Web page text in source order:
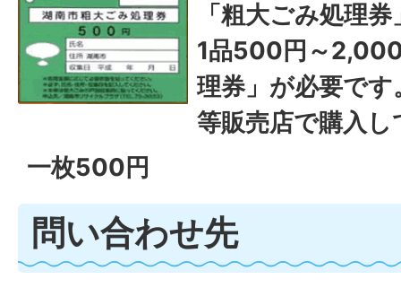
「粗大ごみ処理
1品500円～
理券」が必要で
等販売店で購入
一枚500円
問い合わせ先